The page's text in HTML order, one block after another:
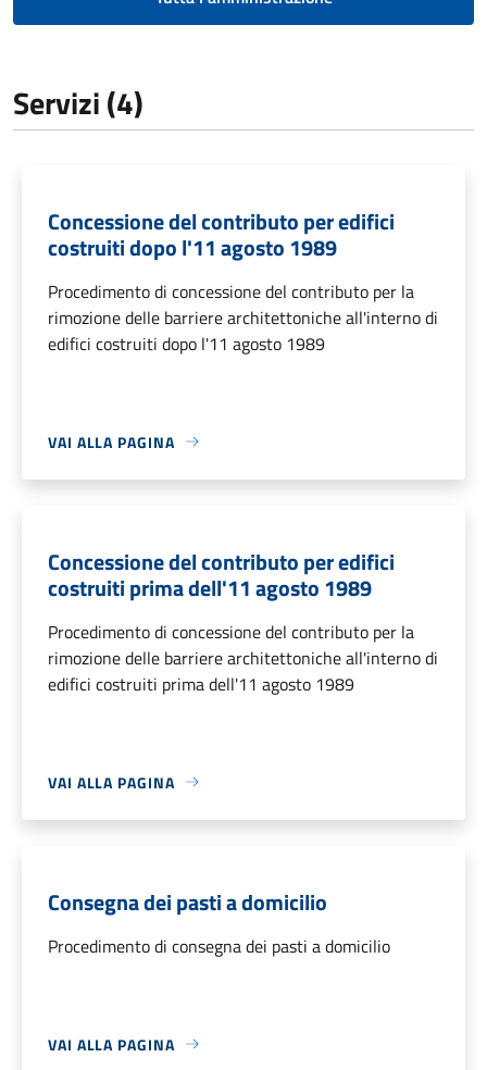
Servizi (4)
Concessione del contributo per edifici
costruiti dopo l'11 agosto 1989
Procedimento di concessione del contributo per la
rimozione delle barriere architettoniche all'interno di
edifici costruiti dopo l'11 agosto 1989
VAI ALLA PAGINA
Concessione del contributo per edifici
costruiti prima dell'11 agosto 1989
Procedimento di concessione del contributo per la
rimozione delle barriere architettoniche all'interno di
edifici costruiti prima dell'11 agosto 1989
VAI ALLA PAGINA
Consegna dei pasti a domicilio
Procedimento di consegna dei pasti a domicilio
VAI ALLA PAGINA